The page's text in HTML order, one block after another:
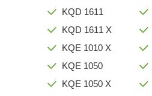
KQD 1611
KQD 1611 X
KQE 1010 X
KQE 1050
KQE 1050 X